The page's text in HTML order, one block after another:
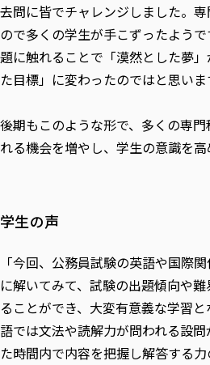
去問に皆でチャレンジしました。
ので多くの学生が手こずったよう
題に触れることで「漠然とした夢
た目標」に変わったのではと思いま
後期もこのような形で、多くの専
れる機会を増やし、学生の意識を高
学生の声
「今回、公務員試験の英語や国際
に解いてみて、試験の出題傾向や
ることができ、大変有意義な学習
語では文法や読解力が問われる設
た時間内で内容を把握し解答する